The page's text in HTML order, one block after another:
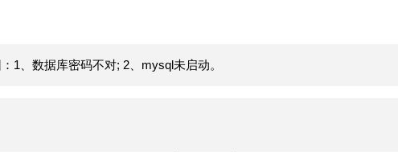
1、数据库密码不对; 2、mysql未启动。